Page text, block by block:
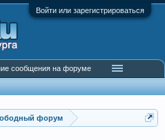
Войти или зарегистрироваться
форум
сообщения на форуме